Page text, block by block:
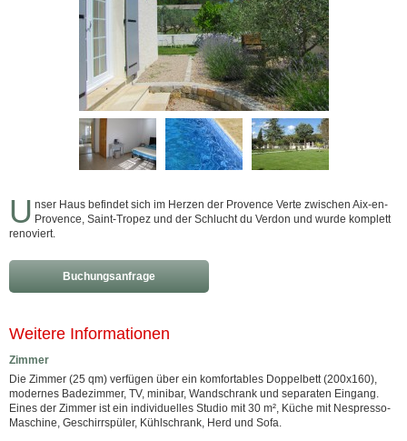
U nser Haus befindet sich im Herzen der Provence Verte zwischen Aix-en-
Provence, Saint-Tropez und der Schlucht du Verdon und wurde komplett
renoviert.
Buchungsanfrage
Weitere Informationen
Zimmer
Die Zimmer (25 qm) verfügen über ein komfortables Doppelbett (200x160),
modernes Badezimmer, TV, minibar, Wandschrank und separaten Eingang.
Eines der Zimmer ist ein individuelles Studio mit 30 m², Küche mit Nespresso-
Maschine, Geschirrspüler, Kühlschrank, Herd und Sofa.